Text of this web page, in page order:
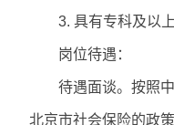
3. 具有专科及以上
岗位待遇：
待遇面谈。 按照
北京市社会保险的政